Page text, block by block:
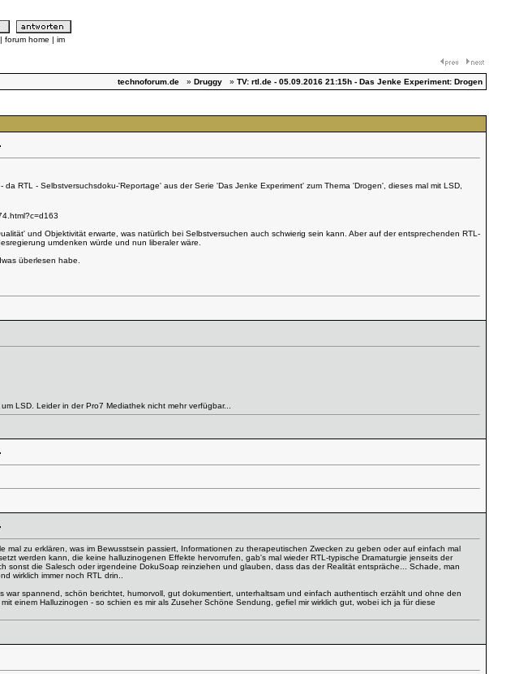
| forum home | im
technoforum.de » Druggy » TV: rtl.de - 05.09.2016 21:15h - Das Jenke Experiment: Drogen
RTL - Selbstversuchsdoku-'Reportage' aus der Serie 'Das Jenke Experiment' zum Thema 'Drogen', dieses mal mit LSD,
und Objektivität erwarte, was natürlich bei Selbstversuchen auch schwierig sein kann. Aber auf der entsprechenden RTL-
umdenken würde und nun liberaler wäre.
überlesen habe.
LSD. Leider in der Pro7 Mediathek nicht mehr verfügbar...
zu erklären, was im Bewusstsein passiert, Informationen zu therapeutischen Zwecken zu geben oder auf einfach mal
werden kann, die keine halluzinogenen Effekte hervorrufen, gab's mal wieder RTL-typische Dramaturgie jenseits der
sonst die Salesch oder irgendeine DokuSoap reinziehen und glauben, dass das der Realität entspräche... Schade, man
wirklich immer noch RTL drin..
war spannend, schön berichtet, humorvoll, gut dokumentiert, unterhaltsam und einfach authentisch erzählt und ohne den
einem Halluzinogen - so schien es mir als Zuseher Schöne Sendung, gefiel mir wirklich gut, wobei ich ja für diese